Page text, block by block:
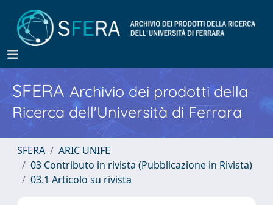
SFERA Archivio dei prodotti della
Ricerca dell'Università di Ferrara
SFERA
ARIC UNIFE
03 Contributo in rivista (Pubblicazione in Rivista)
03.1 Articolo su rivista